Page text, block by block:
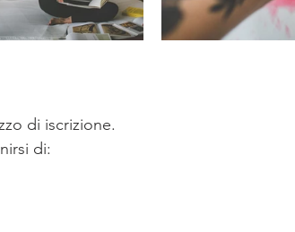
di iscrizione.
di: